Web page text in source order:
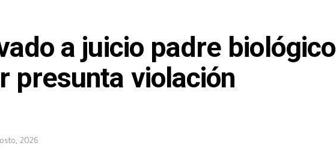
a juicio padre biológico
presunta violación
2026